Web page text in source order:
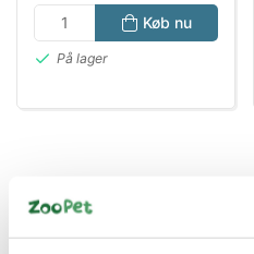
Køb nu
På lager